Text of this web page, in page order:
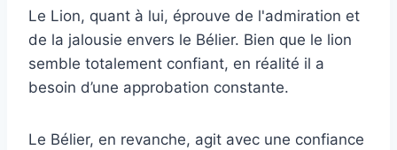
Le Lion, quant à lui, éprouve de l'admiration et
de la jalousie envers le Bélier. Bien que le lion
semble totalement confiant, en réalité il a
besoin d’une approbation constante.
Le Bélier, en revanche, agit avec une confiance